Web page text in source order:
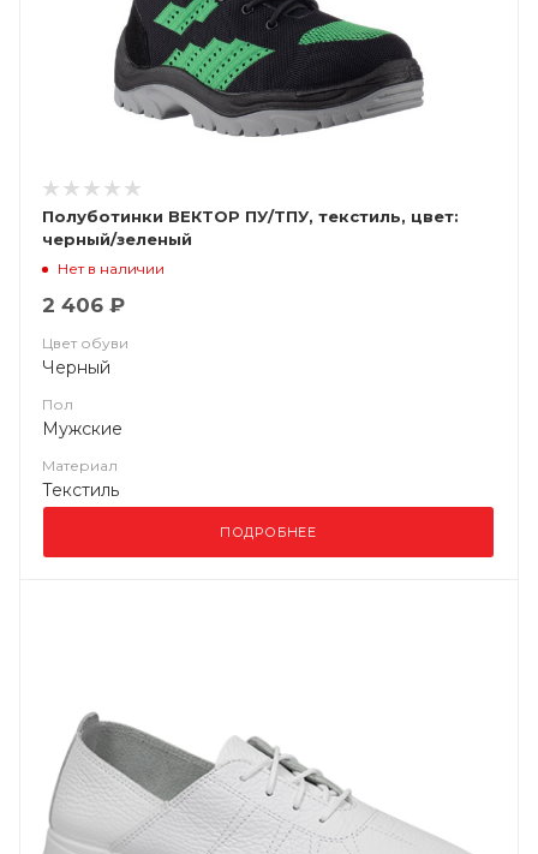
Полуботинки ВЕКТОР ПУ/ТПУ, текстиль, цвет:
черный/зеленый
Нет в наличии
2 406 ₽
Цвет обуви
Черный
Пол
Мужские
Материал
Текстиль
ПОДРОБНЕЕ